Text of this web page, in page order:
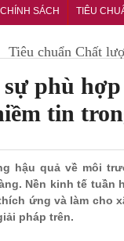
gia
SÁCH TIÊU
Tiêu chuẩn Chất
phù
tin
hậu quả về môi
Nền kinh tế tuần
ứng và làm cho
pháp trên.